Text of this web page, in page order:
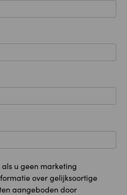
u geen marketing
over gelijksoortige
aangeboden door